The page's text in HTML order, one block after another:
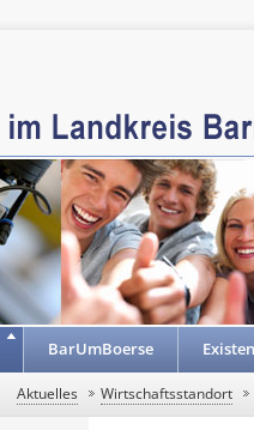
BarUmBoerse
Aktuelles Wirtschaftsstandort